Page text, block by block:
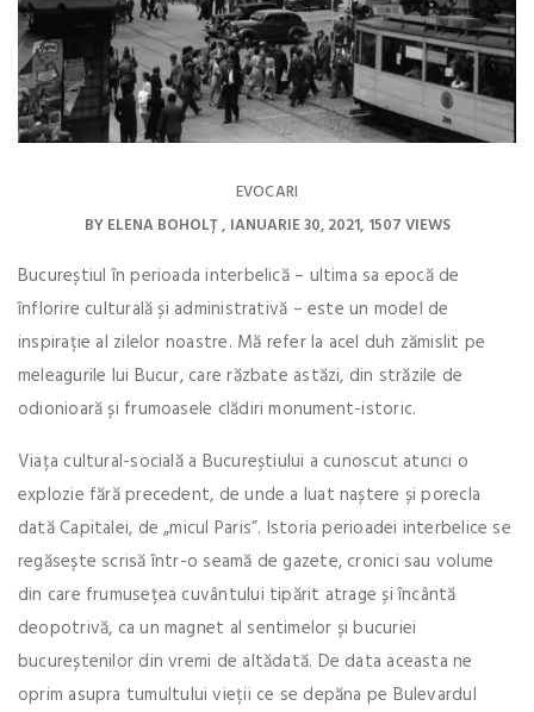
EVOCARI
BYELENA BOHOLȚ IANUARIE 30, 2021 1507 VIEWS
Bucureștiul în perioada interbelică – ultima sa epocă de
înflorire culturală și administrativă – este un model de
inspirație al zilelor noastre. Mă refer la acel duh zămislit pe
meleagurile lui Bucur, care răzbate astăzi, din străzile de
odionioară și frumoasele clădiri monument-istoric.
Viața cultural-socială a Bucureștiului a cunoscut atunci o
explozie fără precedent, de unde a luat naștere și porecla
dată Capitalei, de „micul Paris”. Istoria perioadei interbelice se
regăsește scrisă într-o seamă de gazete, cronici sau volume
din care frumusețea cuvântului tipărit atrage și încântă
deopotrivă, ca un magnet al sentimelor și bucuriei
bucureștenilor din vremi de altădată. De data aceasta ne
oprim asupra tumultului vieții ce se depăna pe Bulevardul